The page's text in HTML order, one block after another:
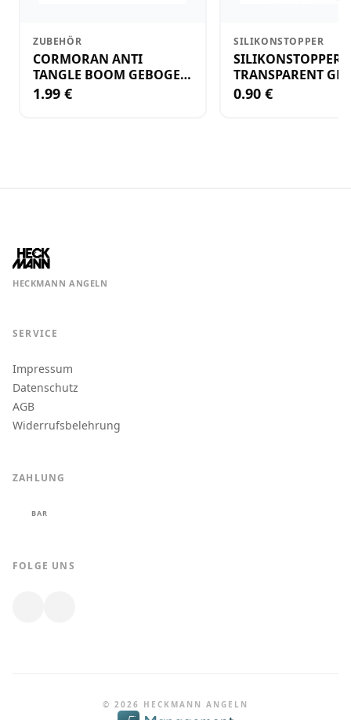
ZUBEHÖR
CORMORAN ANTI
TANGLE BOOM GEBOGEN
12CM M.WIRBEL(PLASTIK)
1.99 €
SILIKONSTOPPER
SILIKONSTOPPER
TRANSPARENT
KLEIN
0.90 €
HECKMANN ANGELN
SERVICE
Impressum
Datenschutz
AGB
Widerrufsbelehrung
ZAHLUNG
BAR
FOLGE UNS
© 2026 HECKMANN ANGELN